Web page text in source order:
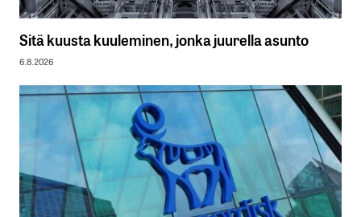
Sitä kuusta kuuleminen, jonka juurella asunto
6.8.2026